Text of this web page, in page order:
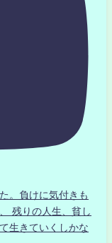
。負けに気付きも
残りの人生、貧し
生きていくしかな